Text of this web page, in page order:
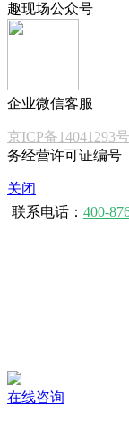
趣现场公众号
企业微信客服
京ICP备14041293
务经营许可证编号
关闭
联系电话： 400-
在线咨询